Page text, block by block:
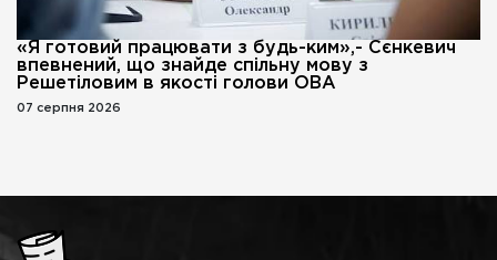
«Я готовий працювати з будь-ким»,- Сєнкевич
впевнений, що знайде спільну мову з
Решетіловим в якості голови ОВА
07 серпня 2026